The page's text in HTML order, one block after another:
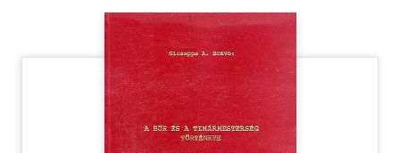
Hobbi, szabadidő